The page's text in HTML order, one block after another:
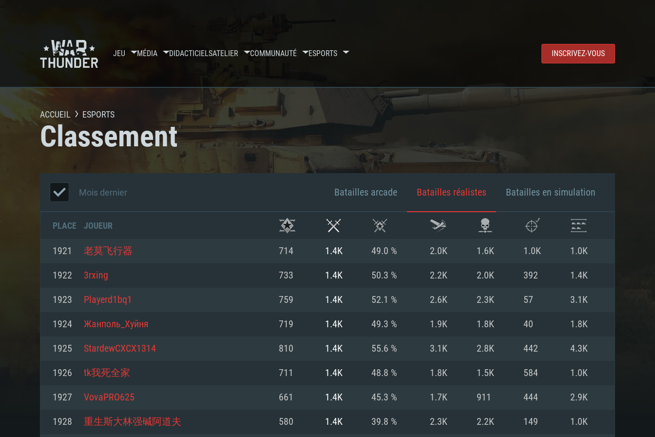
JEU MÉDIA DIDACTICIELSATELIER COMMUNAUTÉ ESPORTS INSCRIVEZ-VOUS
CONFIGURATION SYSTÈME REQUISE
ACCUEIL ESPORTS
Classement
Mois dernier Batailles arcade Batailles réalistes Batailles en simulation
PLACE JOUEUR
1921 老莫飞行器 714 1.4K 49.0 % 2.0K 1.6K 1.0K 1.0K
1922 3rxing 733 1.4K 50.3 % 2.2K 2.0K 392 1.4K
1923 Playerd1bq1 759 1.4K 52.1 % 2.6K 2.3K 57 3.1K
1924 Жанполь_Хуйня 719 1.4K 49.3 % 1.9K 1.8K 40 1.8K
1925 StardewCXCX1314 810 1.4K 55.6 % 3.1K 2.8K 442 4.3K
1926 tk我死全家 711 1.4K 48.8 % 1.8K 1.5K 584 1.0K
1927 VovaPRO625 661 1.4K 45.3 % 1.7K 911 444 2.9K
1928 重生斯大林强碱阿道夫 580 1.4K 39.8 % 2.3K 2.2K 149 1.0K